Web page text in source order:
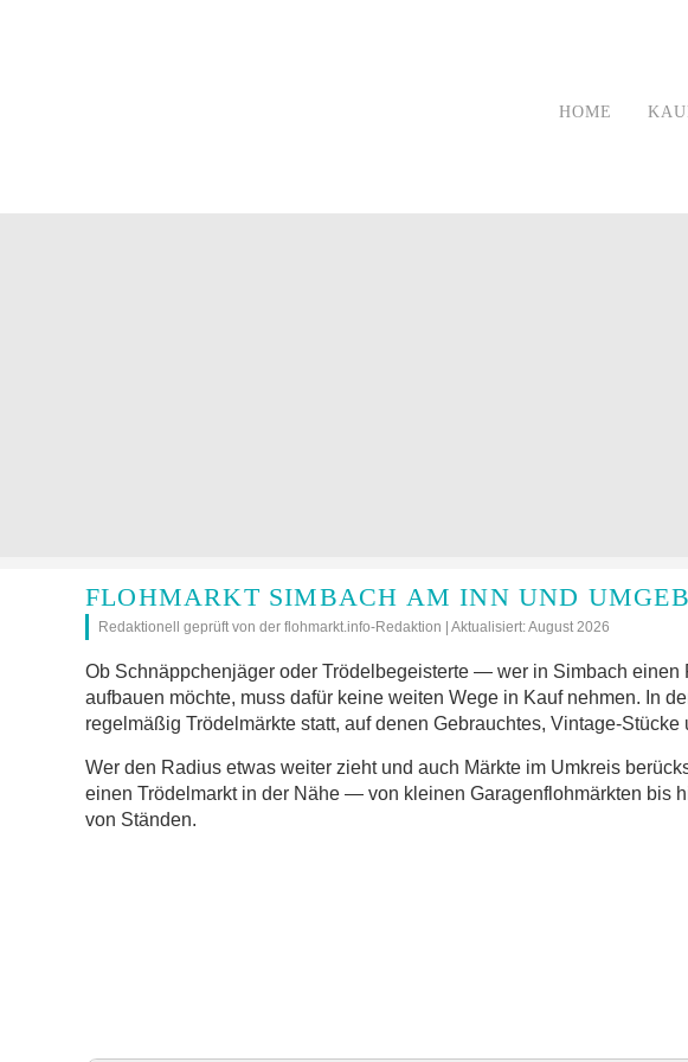
HOME
FLOHMARKT SIMBACH AM INN UND
Redaktionell geprüft von der flohmarkt.info-Redaktion | Aktualisiert: August 2026
Ob Schnäppchenjäger oder Trödelbegeisterte — wer in Simbach einen
aufbauen möchte, muss dafür keine weiten Wege in Kauf nehmen. In
regelmäßig Trödelmärkte statt, auf denen Gebrauchtes, Vintage-
Wer den Radius etwas weiter zieht und auch Märkte im Umkreis
einen Trödelmarkt in der Nähe — von kleinen Garagenflohmärkten bis
von Ständen.